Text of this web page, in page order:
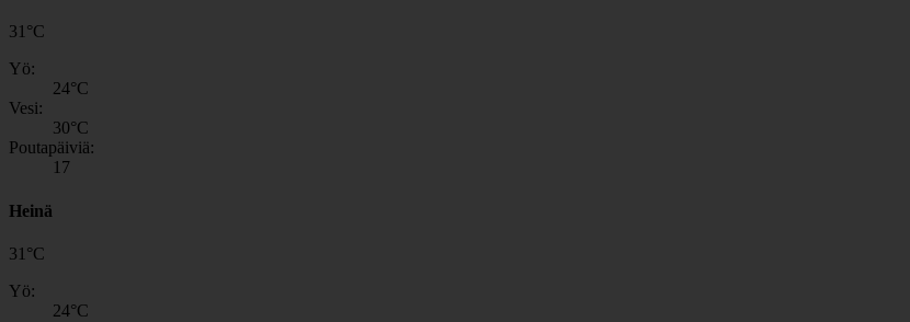
31°C
Yö:
24°C
Vesi:
30°C
Poutapäiviä:
17
Heinä
31 °C
Yö:
24°C